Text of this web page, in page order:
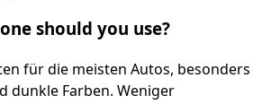
should you use?
für die meisten Autos, besonders
dunkle Farben. Weniger